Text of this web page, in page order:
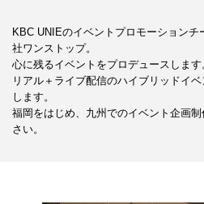
KBC UNIEのイベントプロモーション
社ワンストップ。
心に残るイベントをプロデュースします
リアル＋ライブ配信のハイブリッドイ
します。
福岡をはじめ、九州でのイベント企画
さい。